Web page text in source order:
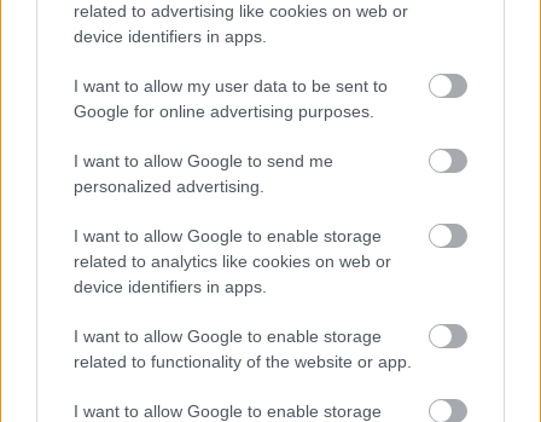
related to advertising like cookies on web or
device identifiers in apps.
I want to allow my user data to be sent to
Google for online advertising purposes.
I want to allow Google to send me
personalized advertising.
I want to allow Google to enable storage
related to analytics like cookies on web or
device identifiers in apps.
I want to allow Google to enable storage
related to functionality of the website or app.
I want to allow Google to enable storage
2 napja
Ilyen lehet a jövő F1-es szabályrendszere Domenicali
szerint